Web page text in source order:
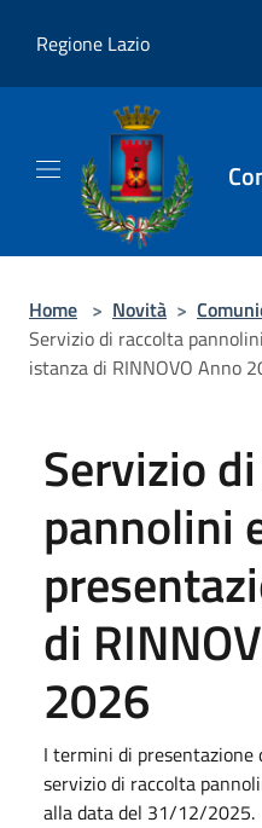
Regione Lazio
Home > Novità >
Servizio di raccolta
istanza di RINNOVO Anno
Servizio
pannolini
di
2026
I termini di presentazione
servizio di raccolta
alla data del 31/12/2025.